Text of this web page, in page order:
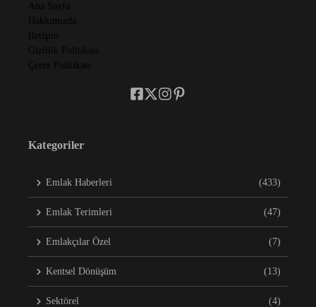
Ana Sayfa
Hakkımızda
İletişim
Gizlilik Politikası
Çerez Politikası
Kategoriler
Emlak Haberleri (433)
Emlak Terimleri (47)
Emlakçılar Özel (7)
Kentsel Dönüşüm (13)
Sektörel (4)